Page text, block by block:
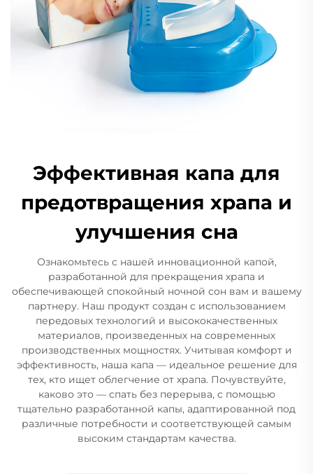
Эффективная капа для
предотвращения храпа и
улучшения сна
Ознакомьтесь с нашей инновационной капой,
разработанной для прекращения храпа и
обеспечивающей спокойный ночной сон вам и вашему
партнеру. Наш продукт создан с использованием
передовых технологий и высококачественных
материалов, произведенных на современных
производственных мощностях. Учитывая комфорт и
эффективность, наша капа — идеальное решение для
тех, кто ищет облегчение от храпа. Почувствуйте,
каково это — спать без перерыва, с помощью
тщательно разработанной капы, адаптированной под
различные потребности и соответствующей самым
высоким стандартам качества.